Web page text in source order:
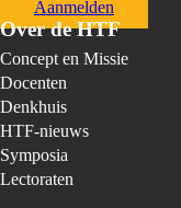
Aanmelden
Over de HTF
Concept en Missie
Docenten
Denkhuis
HTF-nieuws
Symposia
Lectoraten